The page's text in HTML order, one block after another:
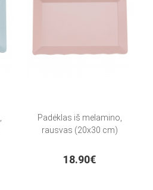
Padėklas iš melamino,
rausvas (20x30 cm)
18.90€